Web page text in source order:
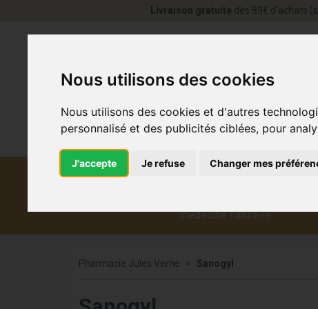
Nous utilisons des cookies
Nous utilisons des cookies et d'autres
personnalisé et des publicités ciblées, pour
J'accepte Je refuse Changer mes
Livraison gratuite dès 89€ d’achats
médecine naturelle
Pharmacie Jules Verne Sanogyl